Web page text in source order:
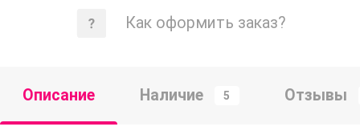
Как оформить заказ?
Описание Наличие 5 Отзывы